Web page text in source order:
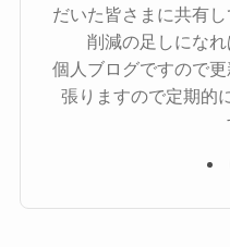
だいた皆さまに共有
削減の足しになれ
個人ブログですので
張りますので定期的